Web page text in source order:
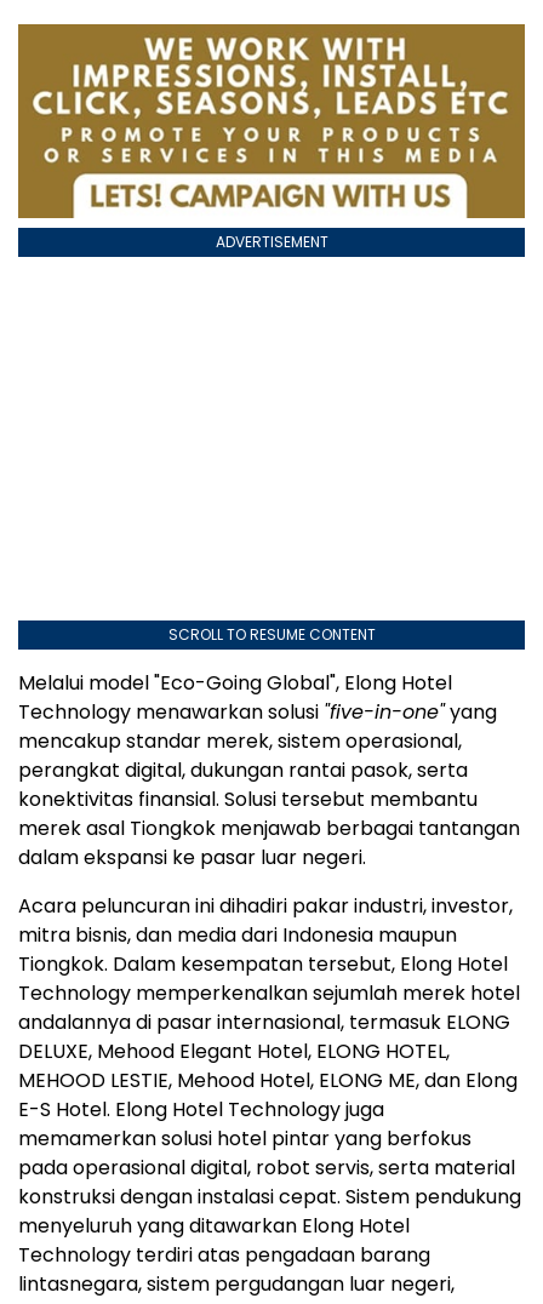
ADVERTISEMENT
SCROLL TO RESUME CONTENT
Melalui model "Eco-Going Global", Elong Hotel
Technology menawarkan solusi "five-in-one"yang
mencakup standar merek, sistem operasional,
perangkat digital, dukungan rantai pasok, serta
konektivitas finansial. Solusi tersebut membantu
merek asal Tiongkok menjawab berbagai tantangan
dalam ekspansi ke pasar luar negeri.
Acara peluncuran ini dihadiri pakar industri, investor,
mitra bisnis, dan media dari Indonesia maupun
Tiongkok. Dalam kesempatan tersebut, Elong Hotel
Technology memperkenalkan sejumlah merek hotel
andalannya di pasar internasional, termasuk ELONG
DELUXE, Mehood Elegant Hotel, ELONG HOTEL,
MEHOOD LESTIE, Mehood Hotel, ELONG ME, dan Elong
E-S Hotel. Elong Hotel Technology juga
memamerkan solusi hotel pintar yang berfokus
pada operasional digital, robot servis, serta material
konstruksi dengan instalasi cepat. Sistem pendukung
menyeluruh yang ditawarkan Elong Hotel
Technology terdiri atas pengadaan barang
lintasnegara, sistem pergudangan luar negeri,